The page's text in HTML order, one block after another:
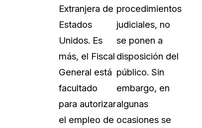
Extranjera de
Estados
Unidos. Es
más, el Fiscal
General está
facultado
para autorizar
el empleo de
procedimientos
judiciales, no
se ponen a
disposición del
público. Sin
embargo, en
algunas
ocasiones se